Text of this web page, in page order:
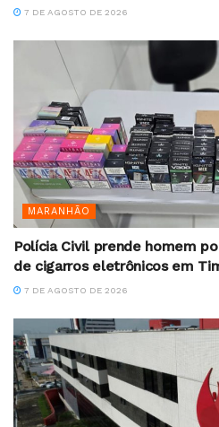
7 DE AGOSTO DE 2026
MARANHÃO
Polícia Civil prende homem
de cigarros eletrônicos em
7 DE AGOSTO DE 2026